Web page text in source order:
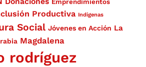
Emprendimientos
Productiva Indígenas
Social Jóvenes en Acción La
Magdalena
rodríguez